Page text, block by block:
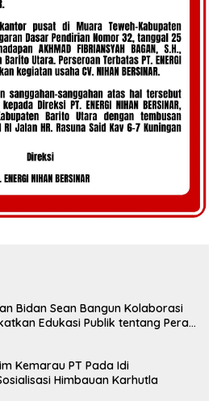
Bidan Sean Bangun Kolaborasi
Edukasi Publik tentang Peran
Kemarau PT Pada Idi
Himbauan Karhutla